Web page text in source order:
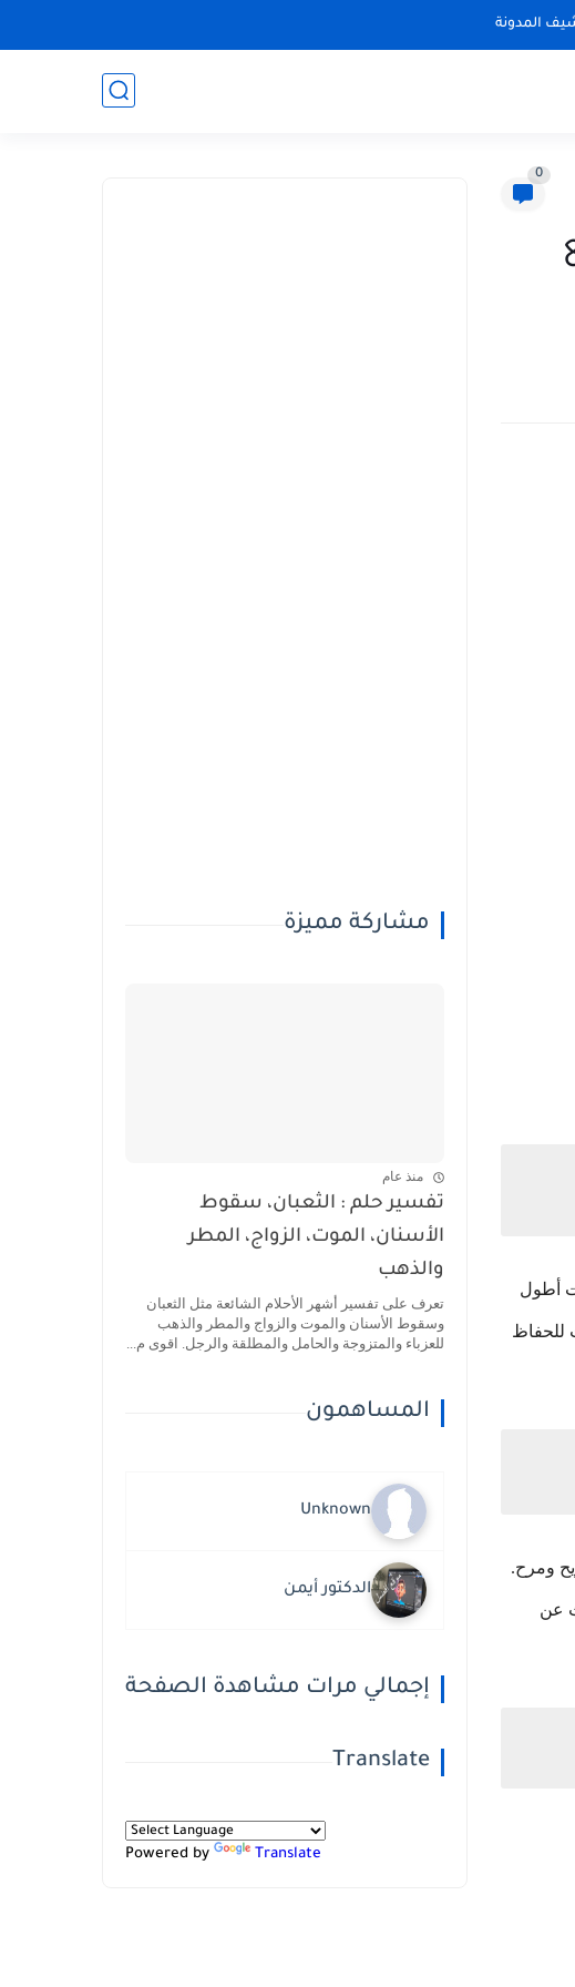
المدونة
0
أطول
للحفاظ
ومرح.
عن
مشاركة مميزة
منذ عام
تفسير حلم : الثعبان، سقوط
الأسنان، الموت، الزواج، المطر
والذهب
تعرف على تفسير أشهر الأحلام الشائعة مثل الثعبان
وسقوط الأسنان والموت والزواج والمطر والذهب
للعزباء والمتزوجة والحامل والمطلقة والرجل. اقوى م...
المساهمون
Unknown
الدكتور أيمن
إجمالي مرات مشاهدة الصفحة
Translate
Powered by Translate